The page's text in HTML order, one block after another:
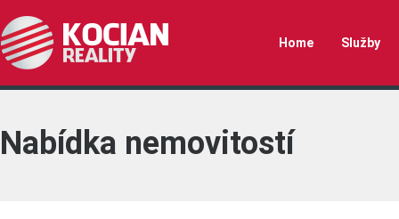
Home Služby
Nabídka nemovitostí